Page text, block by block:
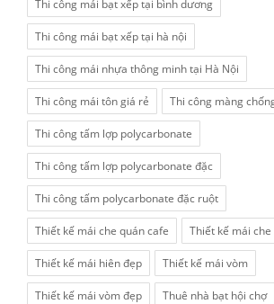
Thi công mái bạt xếp tại bình dương
Thi công mái bạt xếp tại hà nội
Thi công mái nhựa thông minh tại Hà Nội
Thi công mái tôn giá rẻ Thi công màng
Thi công tấm lợp polycarbonate
Thi công tấm lợp polycarbonate đặc
Thi công tấm polycarbonate đặc ruột
Thiết kế mái che quán cafe Thiết kế mái
Thiết kế mái hiên đẹp Thiết kế mái vòm
Thiết kế mái vòm đẹp Thuê nhà bạt hội chợ